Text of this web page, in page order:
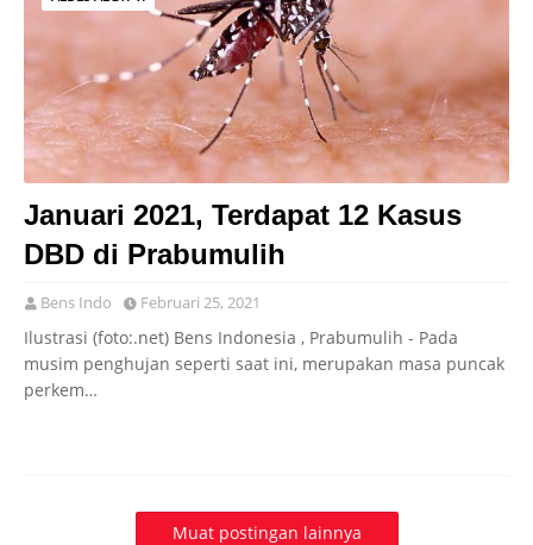
Januari 2021, Terdapat 12 Kasus
DBD di Prabumulih
Bens Indo Februari 25, 2021
Ilustrasi (foto:.net) Bens Indonesia , Prabumulih - Pada
musim penghujan seperti saat ini, merupakan masa puncak
perkem…
Muat postingan lainnya